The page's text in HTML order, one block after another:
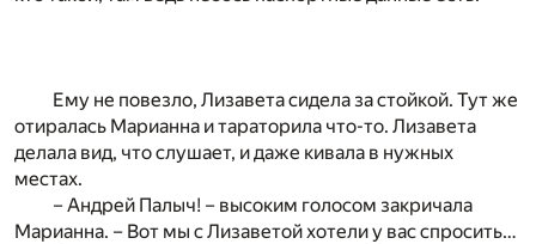
Ему не повезло, Лизавета сидела за стойкой. Тут же
отиралась Марианна и тараторила что-то. Лизавета
делала вид, что слушает, и даже кивала в нужных
местах.
– Андрей Палыч! – высоким голосом закричала
Марианна. – Вот мы с Лизаветой хотели у вас спросить…